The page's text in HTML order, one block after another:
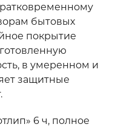
бытовых
покрытие
в умеренном и
защитные
6 ч, полное